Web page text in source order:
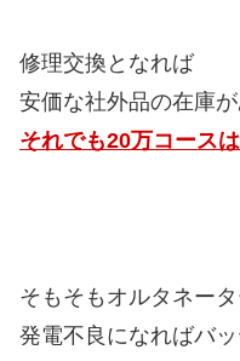
修理交換となれば
安価な社外品の在庫
それでも20万コースは
そもそもオルタネー
発電不良になればバ